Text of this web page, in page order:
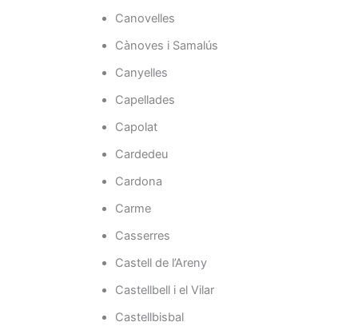
Canovelles
Cànoves i Samalús
Canyelles
Capellades
Capolat
Cardedeu
Cardona
Carme
Casserres
Castell de l’Areny
Castellbell i el Vilar
Castellbisbal